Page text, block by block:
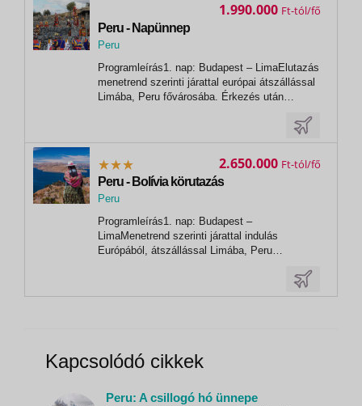
Peru - Napünnep
Peru
Lima
Programleírás1. nap: Budapest – LimaElutazás
menetrend szerinti járattal európai átszállással
Limába, Peru fővárosába. Érkezés után
található. Szállás Limában (2 éj).Repülési
LimaA mai...
1.990.000 Ft
Peru - Bolívia körutazás
Peru
Lima
Programleírás1. nap: Budapest –
LimaMenetrend szerinti járattal indulás
Európából, átszállással Limába, Peru
transzfer a szállodába. Szállás Limában (2 éj),
a hangulatos Miraflores
2.650.000 Ft
Kapcsolódó cikkek
Peru: A csillogó hó ünnepe